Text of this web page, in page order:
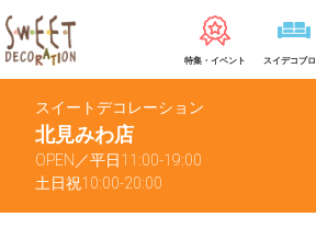
特集・イベント スイデコブ
スイートデコレーション
北見みわ店
OPEN／平日11:00-19:00
土日祝10:00-20:00